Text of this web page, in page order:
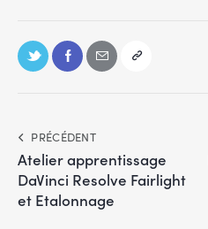
PRÉCÉDENT
Atelier apprentissage
DaVinci Resolve Fairlight
et Etalonnage